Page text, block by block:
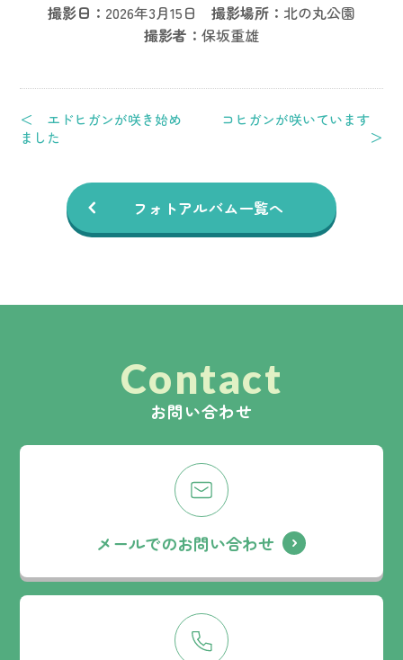
撮影日： 2026年3月15日 撮影場所： 北の丸公園
撮影者： 保坂重雄
＜ エドヒガンが咲き始め
ました
コヒガンが咲いています
＞
フォトアルバム一覧へ
Contact
お問い合わせ
メールでのお問い合わせ